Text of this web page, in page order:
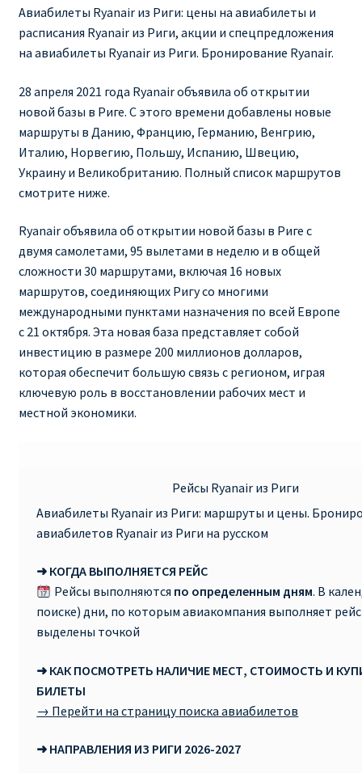
Ryanair изменить дату
Ryanair изменить фамилию
Ryanair Испания
RYANAIR ИТАЛИЯ
RYANAIR КУПИТЬ БИЛЕТЫ ENGLISH
Ryanair онлайн регистрация
Ryanair ошибка в фамилии, имени
Ryanair пересадки
RYANAIR ПОДГОРИЦА, ЧЕРНОГОРИЯ
RYANAIR ПОСАДОЧНЫЙ ТАЛОН – BOARDING PASS
Ryanair Россия
RYANAIR ТЕЛЬ-АВИВ, ЭЙЛАТ, ИЗРАИЛЬ
Ryanair Україна из Киева, Одессы, Львова, Харькова,
Херсона от € 15
RYANAIR.COM НА РУССКОМ – кнфтфшкюсщь
Авиабилеты Ryanair из Риги: цены на авиабилеты и
расписания Ryanair из Риги, акции и спецпредложения
на авиабилеты Ryanair из Риги. Бронирование Ryanair.
28 апреля 2021 года Ryanair объявила об открытии
новой базы в Риге. С этого времени добавлены новые
маршруты в Данию, Францию, Германию, Венгрию,
Италию, Норвегию, Польшу, Испанию, Швецию,
Украину и Великобританию. Полный список маршрутов
смотрите ниже.
Ryanair объявила об открытии новой базы в Риге с
двумя самолетами, 95 вылетами в неделю и в общей
сложности 30 маршрутами, включая 16 новых
маршрутов, соединяющих Ригу со многими
международными пунктами назначения по всей Европе
с 21 октября. Эта новая база представляет собой
инвестицию в размере 200 миллионов долларов,
которая обеспечит большую связь с регионом, играя
ключевую роль в восстановлении рабочих мест и
местной экономики.
Рейсы Ryanair из Риги
Авиабилеты Ryanair из Риги: маршруты и цены.
авиабилетов Ryanair из Риги на русском
➜ КОГДА ВЫПОЛНЯЕТСЯ РЕЙС
Рейсы выполняются по определенным дням. В
поиске) дни, по которым авиакомпания выполняет
выделены точкой
➜ КАК ПОСМОТРЕТЬ НАЛИЧИЕ МЕСТ, СТОИМОСТЬ И
БИЛЕТЫ
→ Перейти на страницу поиска авиабилетов
➜ НАПРАВЛЕНИЯ ИЗ РИГИ 2026-2027